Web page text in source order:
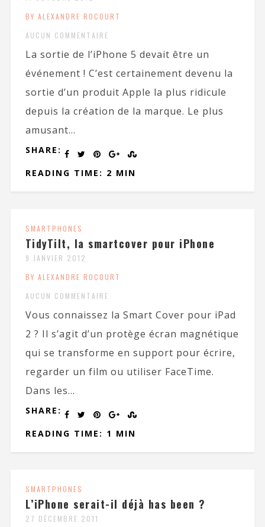
BY ALEXANDRE ROCOURT
AUCUN COMMENTAIRE
La sortie de l’iPhone 5 devait être un
événement ! C’est certainement devenu la
sortie d’un produit Apple la plus ridicule
depuis la création de la marque. Le plus
amusant...
SHARE:
READING TIME: 2 MIN
SMARTPHONES
TidyTilt, la smartcover pour iPhone
9 JANVIER 2012
BY ALEXANDRE ROCOURT
AUCUN COMMENTAIRE
Vous connaissez la Smart Cover pour iPad
2 ? Il s’agit d’un protège écran magnétique
qui se transforme en support pour écrire,
regarder un film ou utiliser FaceTime.
Dans les...
SHARE:
READING TIME: 1 MIN
SMARTPHONES
L’iPhone serait-il déjà has been ?
27 DÉCEMBRE 2011